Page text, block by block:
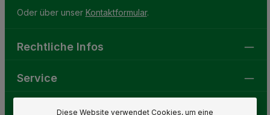
Oder über unser Kontaktformular.
Rechtliche Infos
Service
GartenweltDiese Website verwendet Cookies, um eine